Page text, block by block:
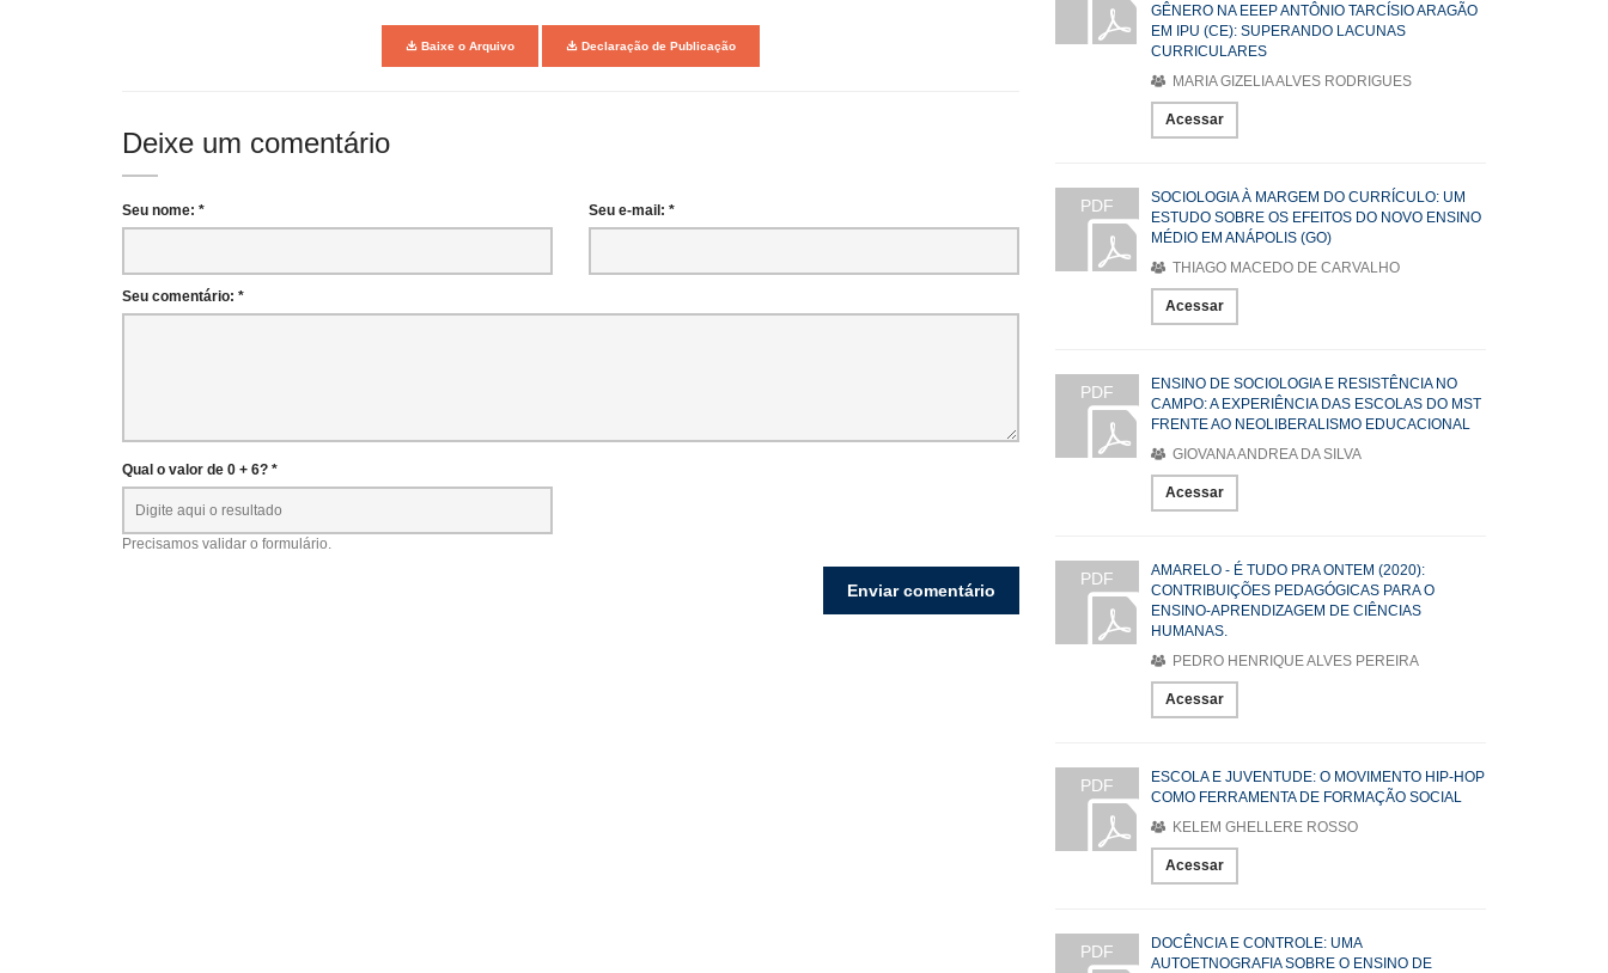
Baixe o Arquivo Declaração de Publicação
Deixe um comentário
Seu nome: * Seu e-mail: *
Seu comentário: *
Qual o valor de 0 + 6? *
Precisamos validar o formulário.
GÊNERO NA EEEP ANTÔNIO TARCÍSIO ARAGÃO
EM IPU (CE): SUPERANDO LACUNAS
CURRICULARES
MARIA GIZELIA ALVES RODRIGUES
Acessar
PDF
SOCIOLOGIA À MARGEM DO CURRÍCULO: UM
ESTUDO SOBRE OS EFEITOS DO NOVO ENSINO
MÉDIO EM ANÁPOLIS (GO)
THIAGO MACEDO DE CARVALHO
Acessar
PDF
ENSINO DE SOCIOLOGIA E RESISTÊNCIA NO
CAMPO: A EXPERIÊNCIA DAS ESCOLAS DO MST
FRENTE AO NEOLIBERALISMO EDUCACIONAL
GIOVANA ANDREA DA SILVA
Acessar
PDF
AMARELO - É TUDO PRA ONTEM (2020):
CONTRIBUIÇÕES PEDAGÓGICAS PARA O
ENSINO-APRENDIZAGEM DE CIÊNCIAS
HUMANAS.
PEDRO HENRIQUE ALVES PEREIRA
Acessar
PDF
ESCOLA E JUVENTUDE: O MOVIMENTO HIP-HOP
COMO FERRAMENTA DE FORMAÇÃO SOCIAL
KELEM GHELLERE ROSSO
Acessar
PDF
DOCÊNCIA E CONTROLE: UMA
AUTOETNOGRAFIA SOBRE O ENSINO DE